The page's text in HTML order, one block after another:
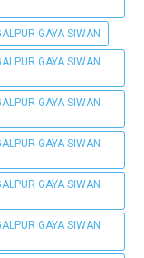
GAYA SIWAN
GAYA SIWAN
GAYA SIWAN
GAYA SIWAN
GAYA SIWAN
GAYA SIWAN